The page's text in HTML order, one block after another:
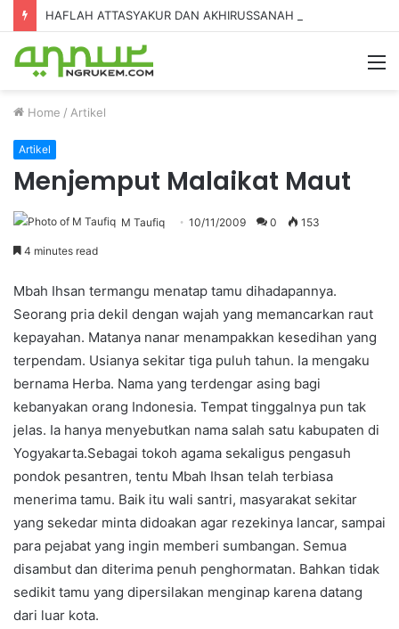
Home / Artikel
Artikel
Menjemput Malaikat Maut
M Taufiq 10/11/2009 0 153
4 minutes read
Mbah Ihsan termangu menatap tamu dihadapannya.
Seorang pria dekil dengan wajah yang memancarkan raut
kepayahan. Matanya nanar menampakkan kesedihan yang
terpendam. Usianya sekitar tiga puluh tahun. Ia mengaku
bernama Herba. Nama yang terdengar asing bagi
kebanyakan orang Indonesia. Tempat tinggalnya pun tak
jelas. Ia hanya menyebutkan nama salah satu kabupaten di
Yogyakarta.Sebagai tokoh agama sekaligus pengasuh
pondok pesantren, tentu Mbah Ihsan telah terbiasa
menerima tamu. Baik itu wali santri, masyarakat sekitar
yang sekedar minta didoakan agar rezekinya lancar, sampai
para pejabat yang ingin memberi sumbangan. Semua
disambut dan diterima penuh penghormatan. Bahkan tidak
sedikit tamu yang dipersilakan menginap karena datang
dari luar kota.